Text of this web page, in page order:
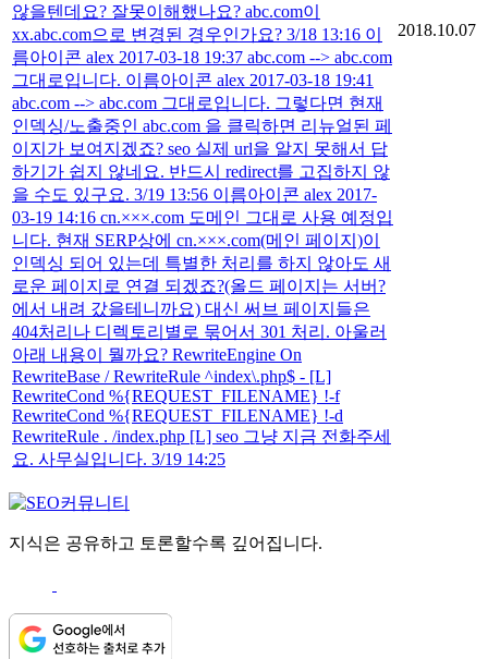
않을텐데요? 잘못이해했나요? abc.com이
xx.abc.com으로 변경된 경우인가요? 3/18 13:16 이
름아이콘 alex 2017-03-18 19:37 abc.com --> abc.com
그대로입니다. 이름아이콘 alex 2017-03-18 19:41
abc.com --> abc.com 그대로입니다. 그렇다면 현재
인덱싱/노출중인 abc.com 을 클릭하면 리뉴얼된 페
이지가 보여지겠죠? seo 실제 url을 알지 못해서 답
하기가 쉽지 않네요. 반드시 redirect를 고집하지 않
을 수도 있구요. 3/19 13:56 이름아이콘 alex 2017-
03-19 14:16 cn.×××.com 도메인 그대로 사용 예정입
니다. 현재 SERP상에 cn.×××.com(메인 페이지)이
인덱싱 되어 있는데 특별한 처리를 하지 않아도 새
로운 페이지로 연결 되겠죠?(올드 페이지는 서버?
에서 내려 갔을테니까요) 대신 써브 페이지들은
404처리나 디렉토리별로 묶어서 301 처리. 아울러
아래 내용이 뭘까요? RewriteEngine On
RewriteBase / RewriteRule ^index\.php$ - [L]
RewriteCond %{REQUEST_FILENAME} !-f
RewriteCond %{REQUEST_FILENAME} !-d
RewriteRule . /index.php [L] seo 그냥 지금 전화주세
요. 사무실입니다. 3/19 14:25
2018.10.07
지식은 공유하고 토론할수록 깊어집니다.